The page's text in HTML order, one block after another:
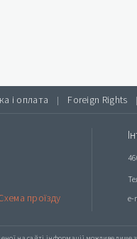
і оплата | Foreign Rights |
проїзду
e-